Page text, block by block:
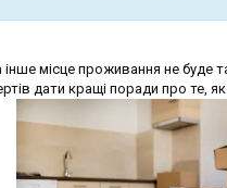
місце проживання не буде
дати кращі поради про те,